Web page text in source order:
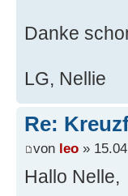
Danke
LG, Nellie
Re:
von leo »
Hallo Nelle,